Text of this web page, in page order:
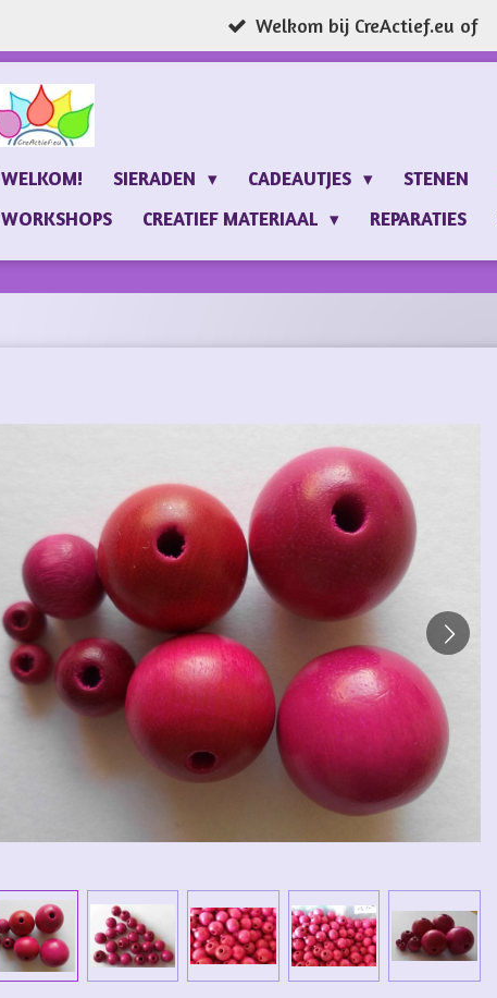
Welkom bij CreActief.eu of
WELKOM! SIERADEN CADEAUTJES STENEN
WORKSHOPS
CREATIEF MATERIAAL REPARATIES